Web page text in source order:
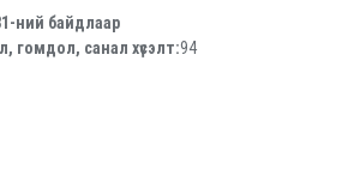
ний байдлаар
гомдол, санал хүсэлт:94